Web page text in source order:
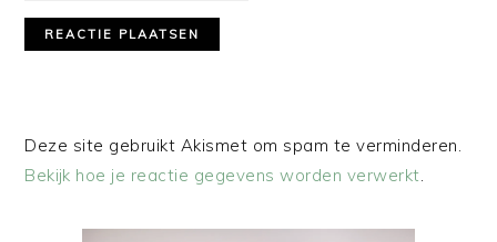
Deze site gebruikt Akismet om spam te verminderen.
Bekijk hoe je reactie gegevens worden verwerkt